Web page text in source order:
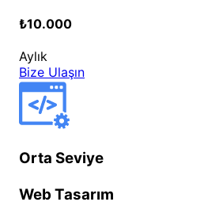
₺10.000
Aylık
Bize Ulaşın
Orta Seviye
Web Tasarım